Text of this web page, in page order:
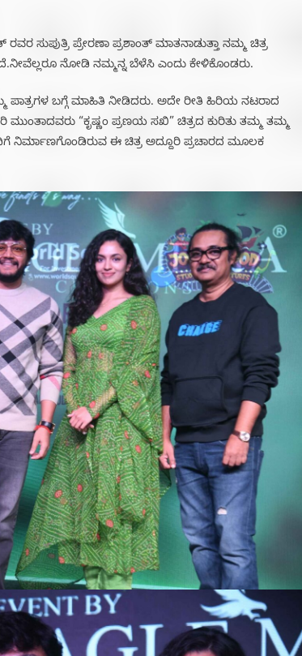
ಸುಪುತ್ರಿ ಪ್ರೇರಣಾ ಪ್ರಶಾಂತ್ ಮಾತನಾಡುತ್ತಾ ನಮ್ಮ ಚಿತ್ರ
ನೋಡಿ ನಮ್ಮನ್ನ ಬೆಳೆಸಿ ಎಂದು ಕೇಳಿಕೊಂಡರು.
ಬಗ್ಗೆ ಮಾಹಿತಿ ನೀಡಿದರು. ಅದೇ ರೀತಿ ಹಿರಿಯ ನಟರಾದ
“ಕೃಷ್ಣಂ ಪ್ರಣಯ ಸಖಿ” ಚಿತ್ರದ ಕುರಿತು ತಮ್ಮ ತಮ್ಮ
ನಿರ್ಮಾಣಗೊಂಡಿರುವ ಈ ಚಿತ್ರ ಅದ್ದೂರಿ ಪ್ರಚಾರದ ಮೂಲಕ